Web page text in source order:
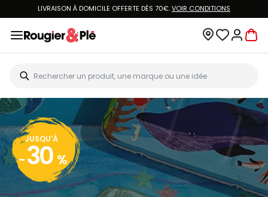
LIVRAISON À DOMICILE OFFERTE DÈS 70€.VOIR CONDITIONS
JUSQU'À
- 30 %